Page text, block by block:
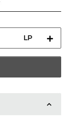
LP